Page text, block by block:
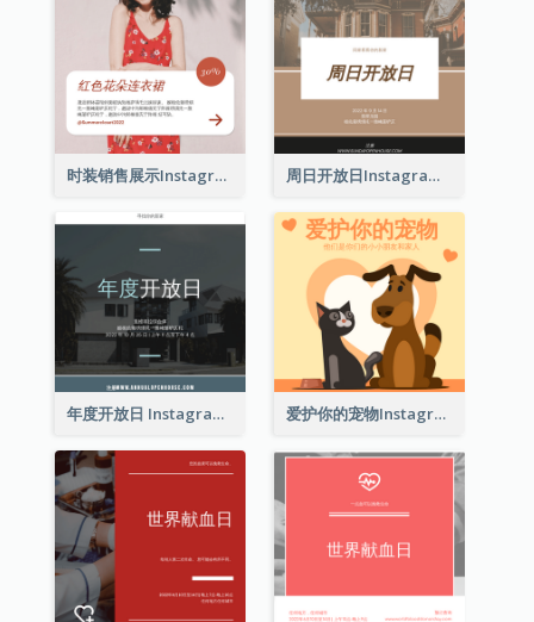
时装销售展示Instagram帖子 周日开放日Instagram帖子
年度开放日 Instagram 帖子 爱护你的宠物Instagram帖子